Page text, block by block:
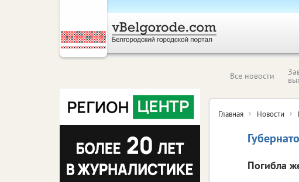
Все новости
Главная Новости
Погибла